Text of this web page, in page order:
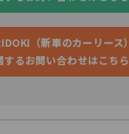
（新車のカーリース）
するお問い合わせはこちら